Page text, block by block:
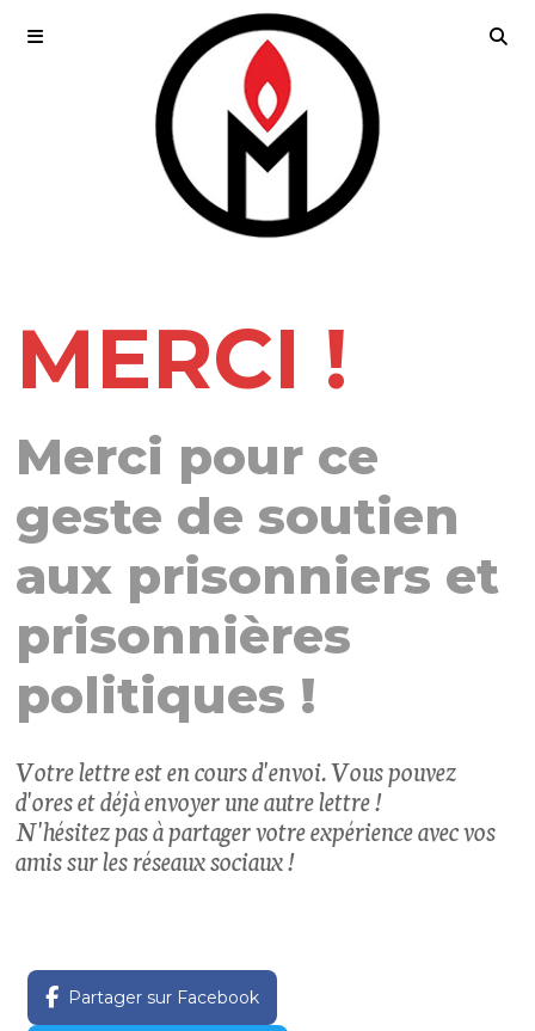
MERCI !
Merci pour ce
geste de soutien
aux prisonniers et
prisonnières
politiques !
Votre lettre est en cours d'envoi. Vous pouvez
d'ores et déjà envoyer une autre lettre !
N'hésitez pas à partager votre expérience avec vos
amis sur les réseaux sociaux !
Partager sur Facebook